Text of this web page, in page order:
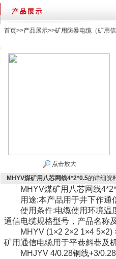
首页>>产品展示>>矿用防暴电缆（矿用
点击放大
MHYV煤矿用八芯网线4*2*0.5的详细资
MHYV煤矿用八芯网线
用途:本产品用于井下作通
使用条件:电缆使用环境温
通信电缆规格型号，产品名称
MHYV (1×2 2×2 1×4 5×2)
矿用通信电缆用于平巷斜巷及
MHJYV 4/0.28铜线+3/0.28